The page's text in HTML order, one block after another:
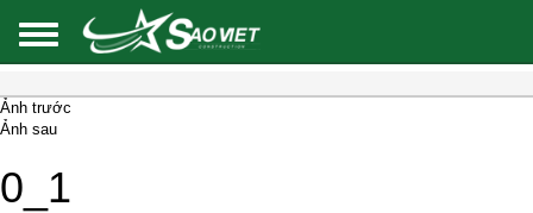
Ảnh trước
Ảnh sau
0_1